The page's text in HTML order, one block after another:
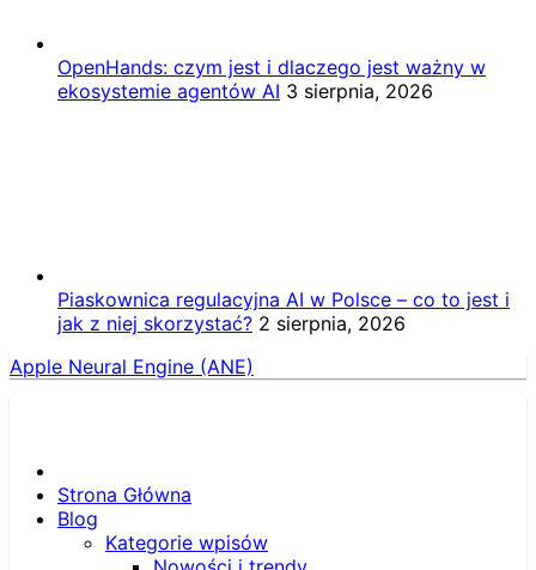
OpenHands: czym jest i dlaczego jest ważny w
ekosystemie agentów AI 3 sierpnia, 2026
Piaskownica regulacyjna AI w Polsce – co to jest i
jak z niej skorzystać? 2 sierpnia, 2026
Apple Neural Engine (ANE)
Strona Główna
Blog
Kategorie wpisów